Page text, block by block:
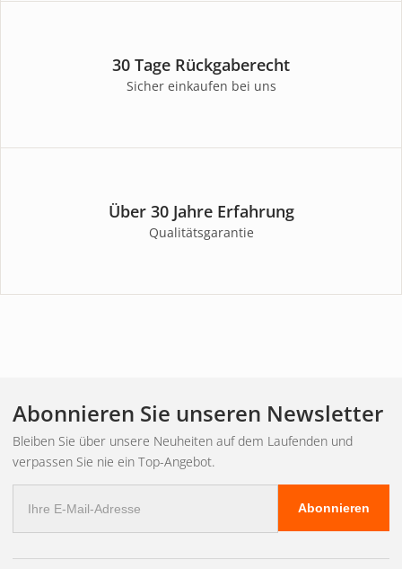
30 Tage Rückgaberecht
Sicher einkaufen bei uns
Über 30 Jahre Erfahrung
Qualitätsgarantie
Abonnieren Sie unseren Newsletter
Bleiben Sie über unsere Neuheiten auf dem Laufenden und
verpassen Sie nie ein Top-Angebot.
Mail
Adresse
Abonnieren